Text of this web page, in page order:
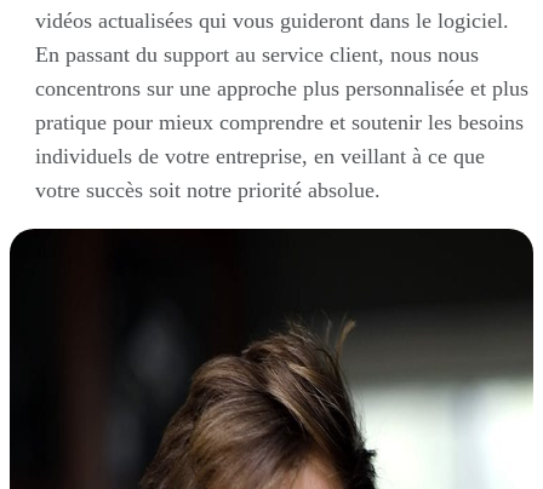
vidéos actualisées qui vous guideront dans le logiciel.
En passant du support au service client, nous nous
concentrons sur une approche plus personnalisée et plus
pratique pour mieux comprendre et soutenir les besoins
individuels de votre entreprise, en veillant à ce que
votre succès soit notre priorité absolue.